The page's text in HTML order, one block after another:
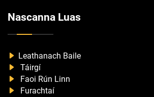
Nascanna Luas
Leathanach Baile
Táirgí
Faoi Rún Linn
Furachtaí